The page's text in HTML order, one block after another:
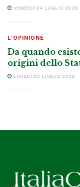
VENERDÌ 24 LUGLIO 2026
L'OPINIONE
Da quando
origini dello
LUNEDÌ 20 LUGLIO 2026